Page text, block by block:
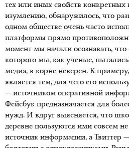
тех или иных свойств
изумлению, обнаружилось, что
одном обществе очень часто
платформы прямо
момент мы начали осознавать,
которого мы, как ученые,
медиа, в корне неверен. К
является тем, для чего его
— источником оперативной
Фейсбук предназначается для
нужд. И вдруг выясняется, что
деревне пользуются ими совсем
источник информации, а Твиттер